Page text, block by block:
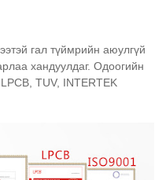
гал түймрийн аюулгүй
хандуулдаг. Одоогийн
TUV, INTERTEK